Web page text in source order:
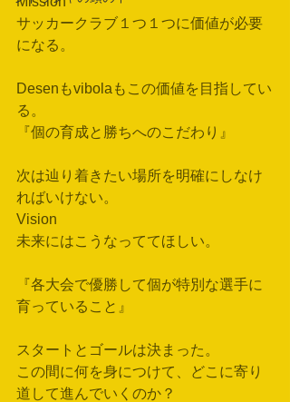
サッカークラブ１つ１つに価値が必要
になる。
Desenもvibolaもこの価値を目指してい
る。
『個の育成と勝ちへのこだわり』
次は辿り着きたい場所を明確にしなけ
ればいけない。
Vision
未来にはこうなっててほしい。
『各大会で優勝して個が特別な選手に
育っていること』
スタートとゴールは決まった。
この間に何を身につけて、どこに寄り
道して進んでいくのか？